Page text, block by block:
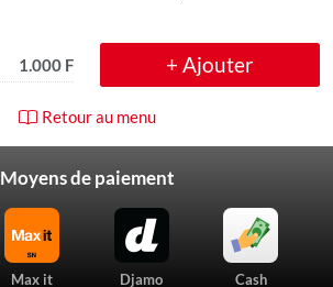
1.000 F + Ajouter
Retour au menu
Moyens de paiement
Max it Djamo Cash